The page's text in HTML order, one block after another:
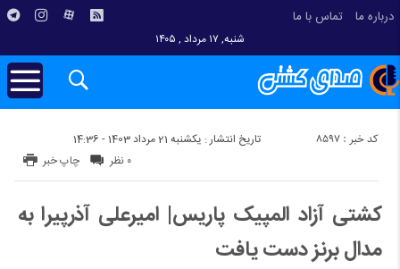
درباره ما تماس با ما
شنبه, ۱۷ مرداد , ۱۴۰۵
تاریخ انتشار : یکشنبه 21 مرداد 1403 - 14:36 کد خبر : 8597
چاپ خبر ۰ نظر
کشتی آزاد المپیک پاریس| امیرعلی آذرپیرا به
مدال برنز دست یافت